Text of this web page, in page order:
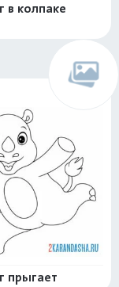
в колпаке
прыгает